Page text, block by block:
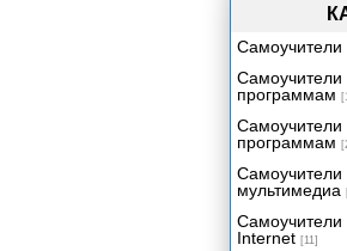
Объектные
Access
понятия.
Office 2002
Access
Объектные
данным.
Microsoft
Самоучители
программам
Самоучители
программам
Самоучители
мультимедиа
Самоучители
Internet [11]